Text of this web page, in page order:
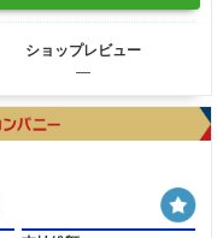
ショップレビュー
―